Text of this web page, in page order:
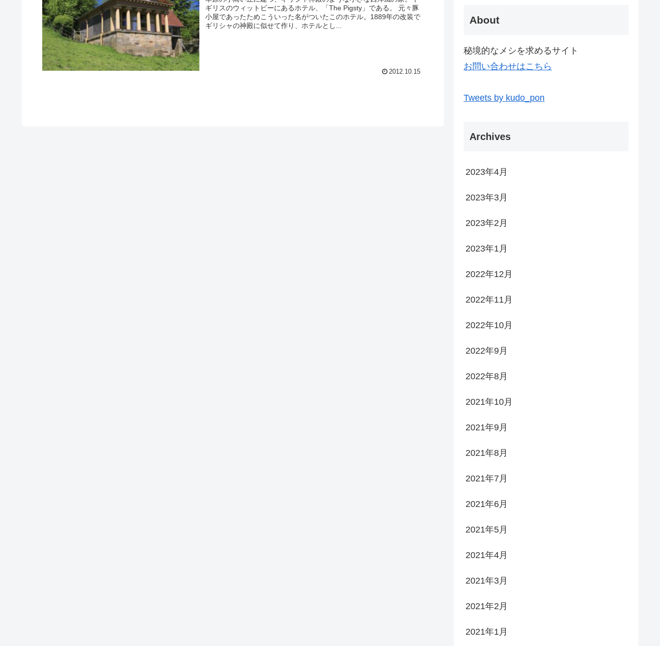
ギリスのウィットビーにあるホテル、「The Pigsty」である。 元々豚
小屋であったためこういった名がついたこのホテル。1889年の改装で
ギリシャの神殿に似せて作り、ホテルとし...
2012.10.15
About
秘境的なメシを求めるサイト
お問い合わせはこちら
Tweets by kudo_pon
Archives
2023年4月
2023年3月
2023年2月
2023年1月
2022年12月
2022年11月
2022年10月
2022年9月
2022年8月
2021年10月
2021年9月
2021年8月
2021年7月
2021年6月
2021年5月
2021年4月
2021年3月
2021年2月
2021年1月